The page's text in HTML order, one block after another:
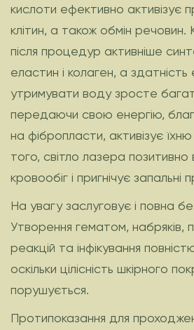
кислоти ефективно активізує
клітин, а також обмін речовин.
після процедур активніше
еластин і колаген, а здатність
утримувати воду зросте
передаючи свою енергію,
на фібропласти, активізує їхню
того, світло лазера позитивно
кровообіг і пригнічує запальні
На увагу заслуговує і повна
Утворення гематом, набряків,
реакцій та інфікування
оскільки цілісність шкірного
порушується.
Протипоказання для